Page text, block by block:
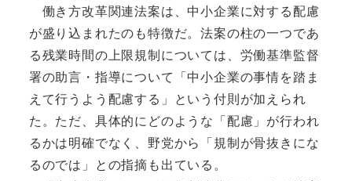
働き方改革関連法案は、中小企業に対する配慮
が盛り込まれたのも特徴だ。法案の柱の一つであ
る残業時間の上限規制については、労働基準監督
署の助言・指導について「中小企業の事情を踏ま
えて行うよう配慮する」という付則が加えられ
た。ただ、具体的にどのような「配慮」が行われ
るかは明確でなく、野党から「規制が骨抜きにな
るのでは」との指摘も出ている。